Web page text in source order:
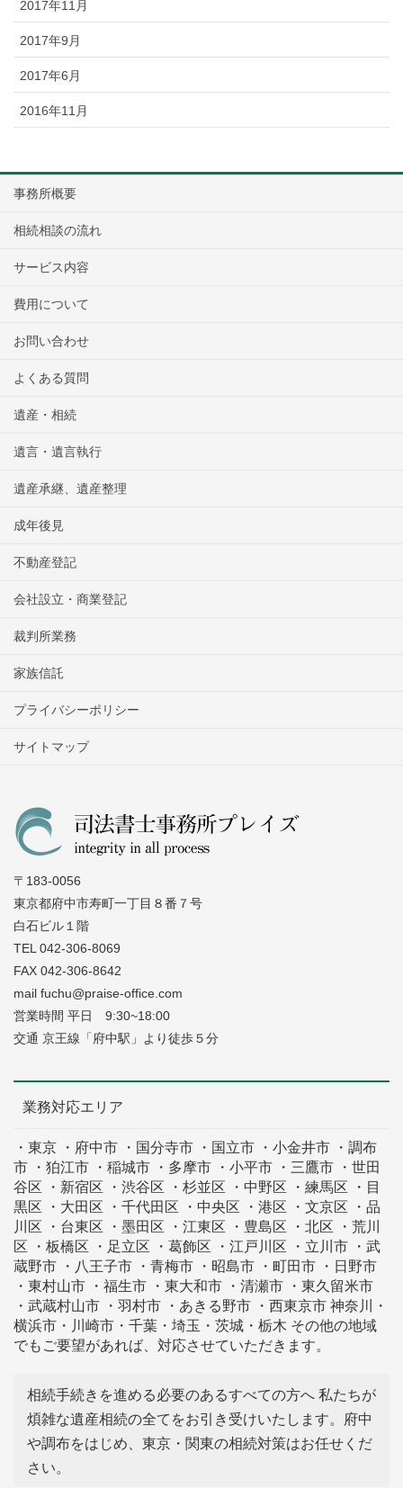
2017年11月
2017年9月
2017年6月
2016年11月
事務所概要
相続相談の流れ
サービス内容
費用について
お問い合わせ
よくある質問
遺産・相続
遺言・遺言執行
遺産承継、遺産整理
成年後見
不動産登記
会社設立・商業登記
裁判所業務
家族信託
プライバシーポリシー
サイトマップ
〒183-0056
東京都府中市寿町一丁目８番７号
白石ビル１階
TEL 042-306-8069
FAX 042-306-8642
mail fuchu@praise-office.com
営業時間 平日 9:30~18:00
交通 京王線「府中駅」より徒歩５分
業務対応エリア
・東京 ・府中市 ・国分寺市 ・国立市 ・小金井市 ・調布
市 ・狛江市 ・稲城市 ・多摩市 ・小平市 ・三鷹市 ・世田
谷区 ・新宿区 ・渋谷区 ・杉並区 ・中野区 ・練馬区 ・目
黒区 ・大田区 ・千代田区 ・中央区 ・港区 ・文京区 ・品
川区 ・台東区 ・墨田区 ・江東区 ・豊島区 ・北区 ・荒川
区 ・板橋区 ・足立区 ・葛飾区 ・江戸川区 ・立川市 ・武
蔵野市 ・八王子市 ・青梅市 ・昭島市 ・町田市 ・日野市
・東村山市 ・福生市 ・東大和市 ・清瀬市 ・東久留米市
・武蔵村山市 ・羽村市 ・あきる野市 ・西東京市 神奈川・
横浜市・川崎市・千葉・埼玉・茨城・栃木 その他の地域
でもご要望があれば、対応させていただきます。
相続手続きを進める必要のあるすべての方へ 私たちが
煩雑な遺産相続の全てをお引き受けいたします。府中
や調布をはじめ、東京・関東の相続対策はお任せくだ
さい。